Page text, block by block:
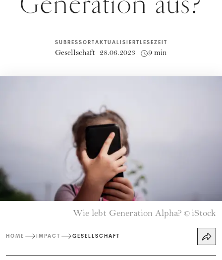
SUBRESSORT
Gesellschaft
AKTUALISIERT
28.06.2023
LESEZEIT
9 min
Wie lebt Generation Alpha? © iStock
HOME IMPACT GESELLSCHAFT